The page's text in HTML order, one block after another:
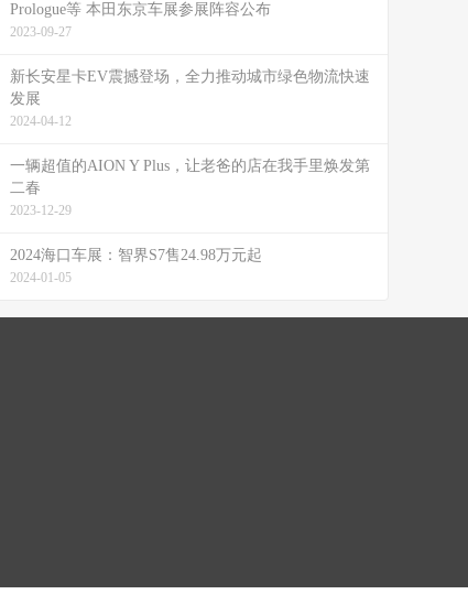
Prologue等 本田东京车展参展阵容公布
2023-09-27
新长安星卡EV震撼登场，全力推动城市绿色物流快速
发展
2024-04-12
一辆超值的AION Y Plus，让老爸的店在我手里焕发第
二春
2023-12-29
2024海口车展：智界S7售24.98万元起
2024-01-05